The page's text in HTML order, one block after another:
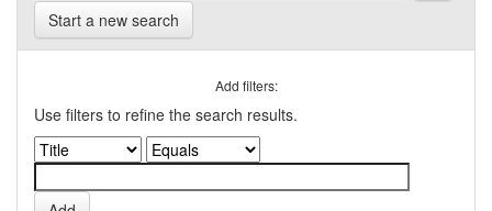
Start a new search
Add filters:
Use filters to refine the search results.